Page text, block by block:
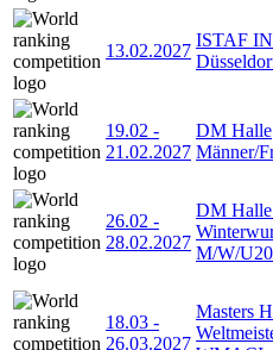
13.02.2027
ISTAF
19.02 -
21.02.2027
DM Halle
Männer/
26.02 -
28.02.2027
DM
M/W/
18.03 -
26.03.2027
Masters